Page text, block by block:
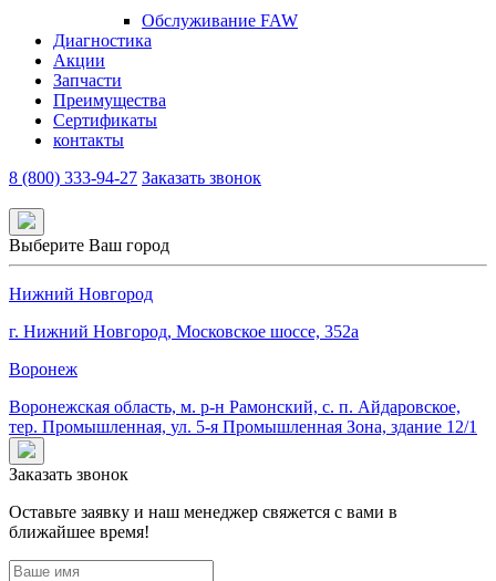
Обслуживание FAW
Диагностика
Акции
Запчасти
Преимущества
Сертификаты
контакты
8 (800) 333-94-27 Заказать звонок
Выберите Ваш город
Нижний Новгород
г. Нижний Новгород, Московское шоссе, 352а
Воронеж
Воронежская область, м. р-н Рамонский, с. п. Айдаровское,
тер. Промышленная, ул. 5-я Промышленная Зона, здание 12/1
Заказать звонок
Оставьте заявку и наш менеджер свяжется с вами в
ближайшее время!